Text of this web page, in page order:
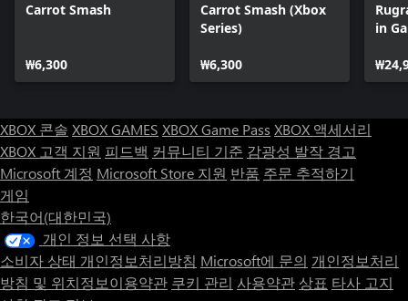
Carrot Smash
₩6,300
Carrot Smash (Xbox
Series)
₩6,300
in
XBOX 콘솔 XBOX GAMES XBOX Game Pass XBOX 액세서리
XBOX 고객 지원 피드백 커뮤니티 기준 감광성 발작 경고
Microsoft 계정 Microsoft Store 지원 반품 주문 추적하기
게임
한국어(대한민국)
개인 정보 선택 사항
소비자 상태 개인정보처리방침 Microsoft에 문의 개인정보처리
방침 및 위치정보이용약관 쿠키 관리 사용약관 상표 타사 고지